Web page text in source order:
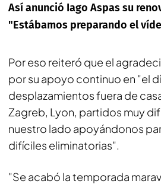
Así anunció Iago Aspas su
"Estábamos preparando el
Por eso reiteró que el
por su apoyo continuo en "el
desplazamientos fuera de
Zagreb, Lyon, partidos muy
nuestro lado apoyándonos
difíciles eliminatorias".
"Se acabó la temporada